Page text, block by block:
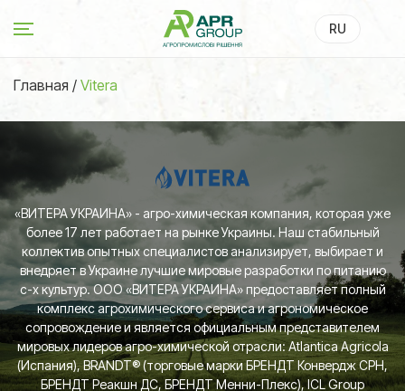
RU
Главная / Vitera
«ВИТЕРА УКРАИНА» - агро-химическая компания, которая уже
более 17 лет работает на рынке Украины. Наш стабильный
коллектив опытных специалистов анализирует, выбирает и
внедряет в Украине лучшие мировые разработки по питанию
с-х культур. ООО «ВИТЕРА УКРАИНА» предоставляет полный
комплекс агрохимического сервиса и агрономическое
сопровождение и является официальным представителем
мировых лидеров агро-химической отрасли: Atlantica Agricola
(Испания), BRANDT® (торговые марки БРЕНДТ Конвердж СРН,
БРЕНДТ Реакшн ДС, БРЕНДТ Менни-Плекс), ICL Group